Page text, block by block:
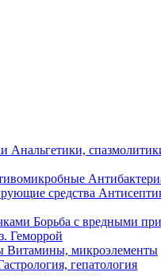
Анальгетики,
Борьба с вредными
Геморрой
Витамины, микроэлементы
гепатология